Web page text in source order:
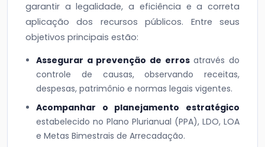
garantir a legalidade, a eficiência e a correta
aplicação dos recursos públicos. Entre seus
objetivos principais estão:
Assegurar a prevenção de errosatravés do
controle de causas, observando receitas,
despesas, patrimônio e normas legais vigentes.
Acompanhar o planejamento estratégico
estabelecido no Plano Plurianual (PPA), LDO, LOA
e Metas Bimestrais de Arrecadação.